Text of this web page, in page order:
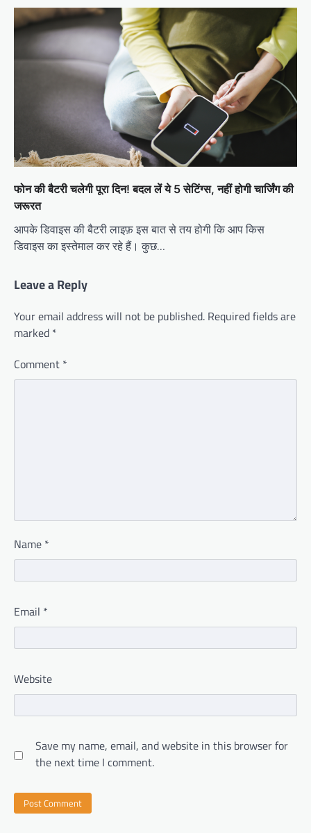
फोन की बैटरी चलेगी पूरा दिन! बदल लें ये 5 सेटिंग्स, नहीं होगी चार्जिंग की
जरूरत
आपके डिवाइस की बैटरी लाइफ़ इस बात से तय होगी कि आप किस
डिवाइस का इस्तेमाल कर रहे हैं। कुछ…
Leave a Reply
Your email address will not be published. Required fields are
marked *
Comment *
Name *
Email *
Website
Save my name, email, and website in this browser for
the next time I comment.